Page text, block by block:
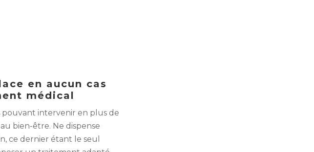
en aucun cas
médical
pouvant intervenir en plus de
bien-être. Ne dispense
ce dernier étant le seul